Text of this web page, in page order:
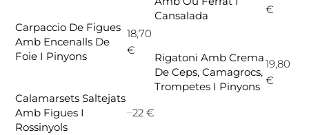
Carpaccio De Figues
Amb Encenalls De
Foie I Pinyons
18,70
€
Calamarsets Saltejats
Amb Figues I
Rossinyols
22 €
Cansalada
€
Rigatoni Amb Crema
De Ceps, Camagrocs,
Trompetes I Pinyons
19,80
€